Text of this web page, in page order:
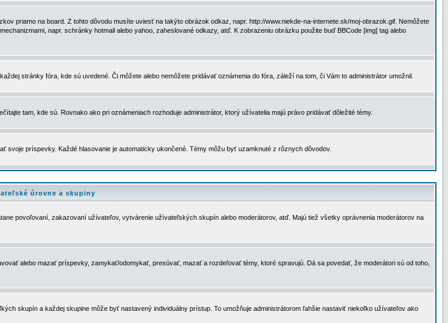
priamo na board. Z tohto dôvodu musíte uviesť na takýto obrázok odkaz, napr. http://www.niekde-na-internete.sk/moj-obrazok.gif. Nemôžete
napr. schránky hotmail alebo yahoo, zaheslované odkazy, atď. K zobrazeniu obrázku použite buď BBCode [img] tag alebo
stránky fóra, kde sú uvedené. Či môžete alebo nemôžete pridávať oznámenia do fóra, záleží na tom, či Vám to administrátor umožnil.
tam, kde sú. Rovnako ako pri oznámeniach rozhoduje administrátor, ktorý užívatelia majú právo pridávať dôležité témy.
príspevky. Každé hlasovanie je automaticky ukončené. Témy môžu byť uzamknuté z rôznych dôvodov.
úrovne a skupiny
povoľovaní, zakazovaní užívateľov, vytvárenie užívateľských skupín alebo moderátorov, atď. Majú tiež všetky oprávnenia moderátorov na
alebo mazať príspevky, zamykať/odomykať, presúvať, mazať a rozdeľovať témy, ktoré spravujú. Dá sa povedať, že moderátori sú od toho,
skupín a každej skupine môže byť nastavený individuálny prístup. To umožňuje administrátorom ľahšie nastaviť niekoľko užívateľov ako